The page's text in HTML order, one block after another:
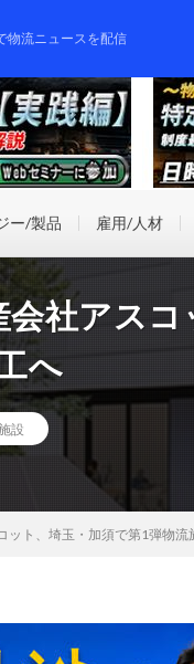
物流ニュースを配信
ー/製品 雇用/人材
社アスコ
へ
設
ット、埼玉・加須で第1弾物流